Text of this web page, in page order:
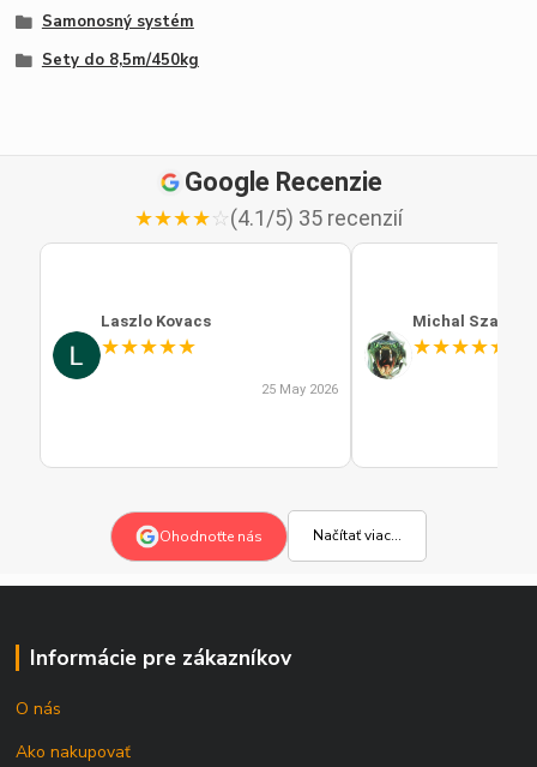
Samonosný systém
Sety do 8,5m/450kg
Google Recenzie
★★★★☆(4.1/5) 35 recenzií
Laszlo Kovacs
★★★★★
25 May 2026
Michal Szabo
★★★★★
Ohodnoťte nás Načítať viac...
Informácie pre zákazníkov
O nás
Ako nakupovať